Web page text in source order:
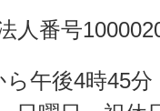
人番号
ら午後4時45分